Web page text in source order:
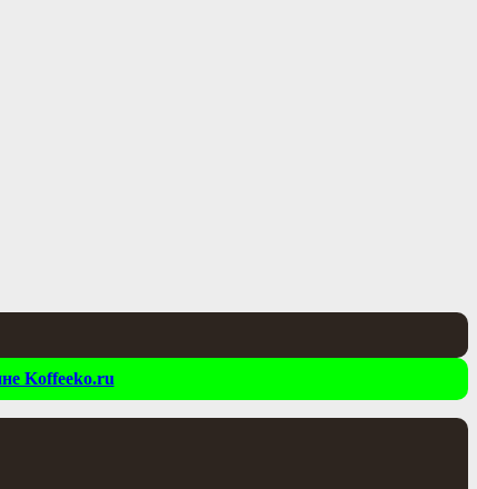
Koffeeko.ru